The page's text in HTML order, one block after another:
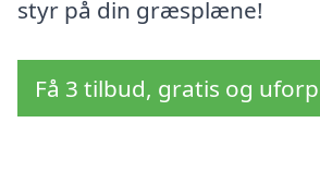
styr på din græsplæne!
Få 3 tilbud, gratis og